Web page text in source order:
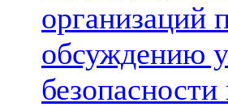
организаций
обсуждению
безопасности